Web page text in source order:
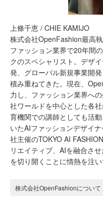
上條千恵 / CHIE KAMIJO
株式会社OpenFashion最高
ファッション業界で20年間
クのスペシャリスト。デザ
発、グローバル新規事業開
積み重ねてきた。現在、
力し、ファッション業界へ
社ワールドを中心とした各
育機関での講師としても活
いたAIファッションデザイ
社主催のTOKYO AI
リエイティブ、AIを融合さ
を切り開くことに情熱を注い
株式会社OpenFashionについて